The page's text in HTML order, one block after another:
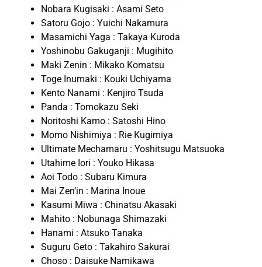
Nobara Kugisaki : Asami Seto
Satoru Gojo : Yuichi Nakamura
Masamichi Yaga : Takaya Kuroda
Yoshinobu Gakuganji : Mugihito
Maki Zenin : Mikako Komatsu
Toge Inumaki : Kouki Uchiyama
Kento Nanami : Kenjiro Tsuda
Panda : Tomokazu Seki
Noritoshi Kamo : Satoshi Hino
Momo Nishimiya : Rie Kugimiya
Ultimate Mechamaru : Yoshitsugu Matsuoka
Utahime Iori : Youko Hikasa
Aoi Todo : Subaru Kimura
Mai Zen’in : Marina Inoue
Kasumi Miwa : Chinatsu Akasaki
Mahito : Nobunaga Shimazaki
Hanami : Atsuko Tanaka
Suguru Geto : Takahiro Sakurai
Choso : Daisuke Namikawa